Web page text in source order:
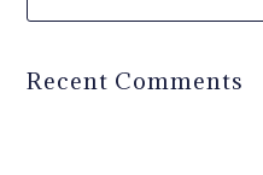
Recent Comments